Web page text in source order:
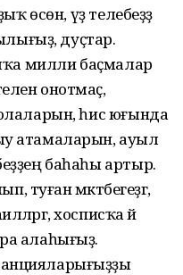
өсөн, үҙ телебеҙҙә
дуҫтар.
милли баҫмалар
онотмаҫ,
һис юғында
атамаларын, ауыл
баһаһы артыр.
мәктәбегеҙгә,
хосписҡа йә
алаһығыҙ.